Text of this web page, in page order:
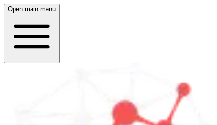
Open main menu